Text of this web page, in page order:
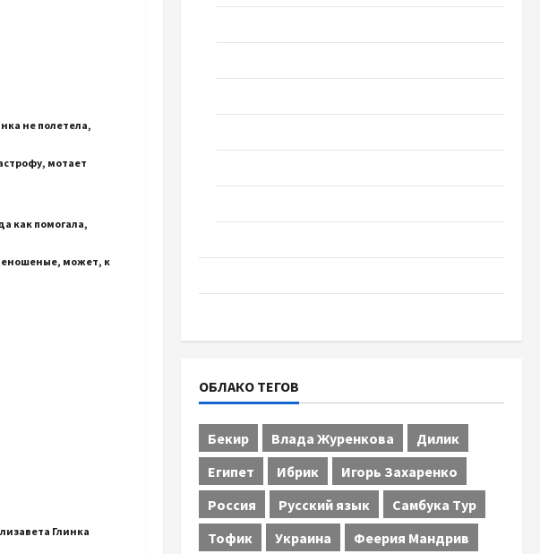
не полетела,
мотает
как помогала,
может, к
Глинка
ОБЛАКО ТЕГОВ
Бекир Влада Журенкова
Дилик
Египет
Ибрик
Игорь Захаренко
Россия
Русский язык
Самбука Тур
Тофик
Украина
Феерия Мандрив